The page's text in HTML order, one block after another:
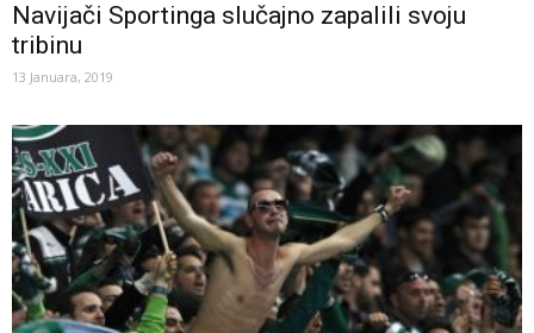
Navijači Sportinga slučajno zapalili svoju
tribinu
13 Januara, 2019